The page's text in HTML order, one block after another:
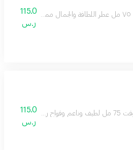
115.0
ر.س
بجماله مناسب للجنسين
115.0
ر.س